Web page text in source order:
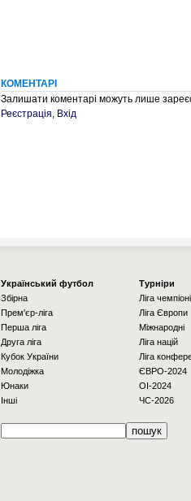
КОМЕНТАРІ
Залишати коментарі можуть лише
Реєстрація, Вхід
Українcький футбол
Збірна
Прем'єр-ліга
Перша ліга
Друга ліга
Кубок України
Молодіжка
Юнаки
Інші
Турніри
Ліга
Ліга Європи
Міжнародні
Ліга націй
Ліга
ЄВРО-2024
OI-2024
ЧС-2026